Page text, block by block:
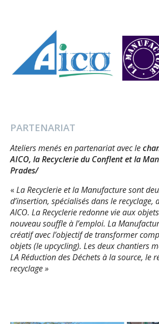
PARTENARIAT
Ateliers menés en partenariat avec le
AICO, la Recyclerie du Conflent et la
Prades/
«La Recyclerie et la Manufacture sont
d’insertion, spécialisés dans le recyclage,
AICO. La Recyclerie redonne vie aux
nouveau souffle à l’emploi. La
créatif avec l’objectif de transformer
objets (le upcycling). Les deux chantiers
LA Réduction des Déchets à la source, le
recyclage »